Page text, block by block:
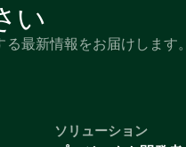
い
最新情報をお届けします。
ソリューション